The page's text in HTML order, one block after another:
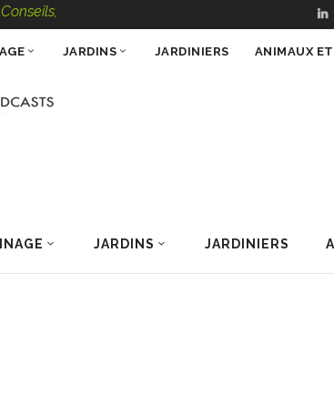
Podcasts – 100 % Nature
JARDINS JARDINIERS
JARDINS JARDINIERS ANIMAUX